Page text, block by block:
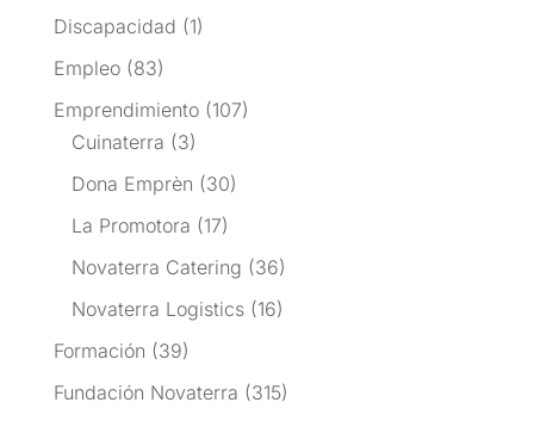
Discapacidad (1)
Empleo(83)
Emprendimiento(107)
Cuinaterra (3)
Dona Emprèn (30)
La Promotora (17)
Novaterra Catering (36)
Novaterra Logistics(16)
Formación (39)
Fundación Novaterra (315)